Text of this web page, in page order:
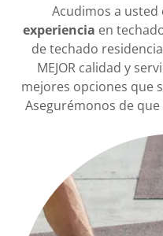
Acudimos a usted
experiencia en
de techado
MEJOR calidad y
mejores opciones que
Asegurémonos de